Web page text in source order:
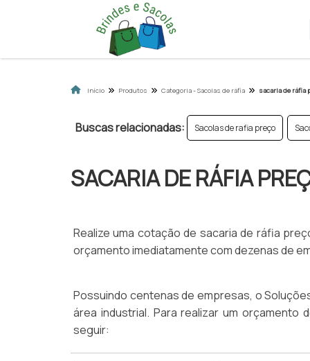
Início Produtos Categoria - Sacolas de ráfia sacaria de ráfia
Buscas relacionadas: Sacolas de rafia preço
SACARIA DE RÁFIA
Realize uma cotação de sacaria de ráfia
orçamento imediatamente com dezenas de
Possuindo centenas de empresas, o
área industrial. Para realizar um orçamento
seguir: